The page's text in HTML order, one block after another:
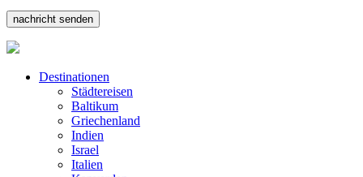
Destinationen
Städtereisen
Baltikum
Griechenland
Indien
Israel
Italien